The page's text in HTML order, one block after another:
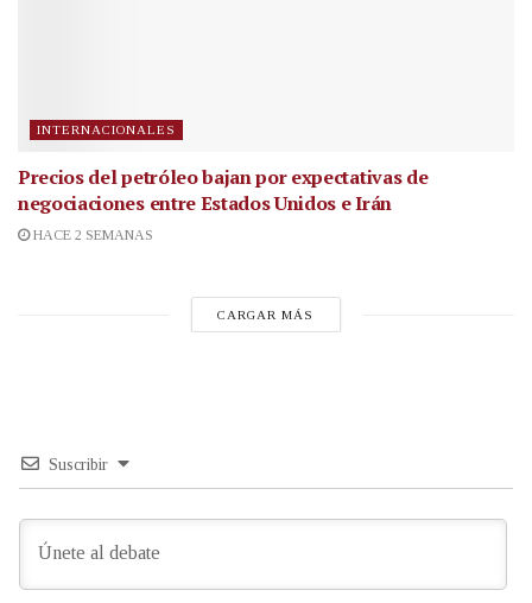
INTERNACIONALES
Precios del petróleo bajan por expectativas de
negociaciones entre Estados Unidos e Irán
HACE 2 SEMANAS
CARGAR MÁS
Suscribir